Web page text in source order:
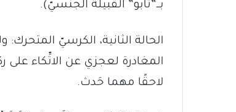
بــ”تابو” القبيلة الجنسيّ).
الحالة الثانية، الكرسيّ
المغادرة لعجزي عن الاتِّكاء على
لاحقًا مهما حَدث.